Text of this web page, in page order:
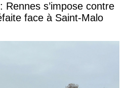
Rennes s’impose contre
face à Saint-Malo